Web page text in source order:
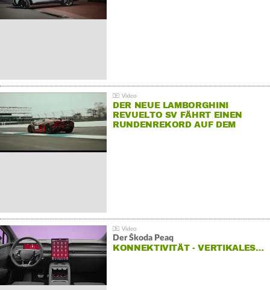
DER NEUE LAMBORGHINI
REVUELTO SV FÄHRT EINEN
RUNDENREKORD AUF DEM
Der Škoda Peaq
KONNEKTIVITÄT - VERTIKALES…